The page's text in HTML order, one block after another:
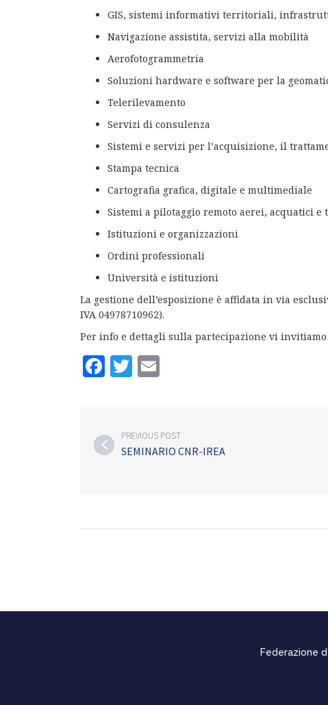
GIS, sistemi informativi territoriali,
Navigazione assistita, servizi alla mobilità
Aerofotogrammetria
Soluzioni hardware e software per la
Telerilevamento
Servizi di consulenza
Sistemi e servizi per l’acquisizione, il
Stampa tecnica
Cartografia grafica, digitale e multimediale
Sistemi a pilotaggio remoto aerei, acquatici e
Istituzioni e organizzazioni
Ordini professionali
Università e istituzioni
La gestione dell’esposizione è affidata in via
IVA 04978710962).
Per info e dettagli sulla partecipazione vi
Facebook
Twitter
PREVIOUS POST
SEMINARIO CNR-IREA
Federazione